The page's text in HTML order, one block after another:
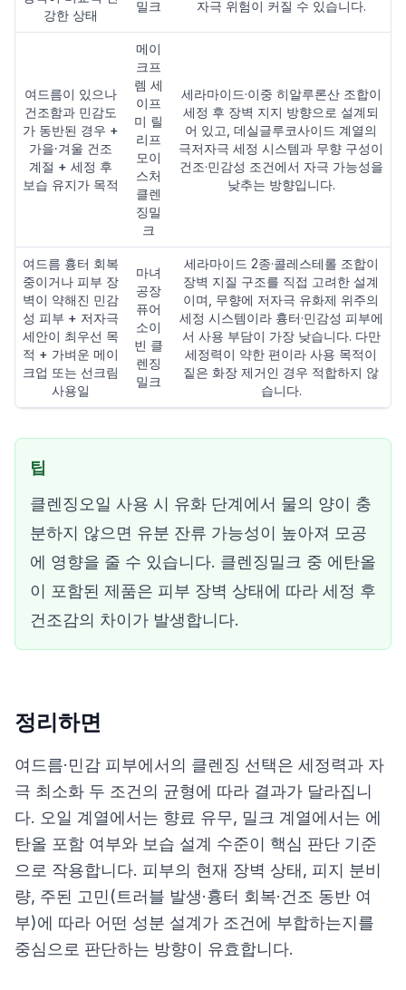
강한 상태
밀크 자극 위험이 커질 수 있습니다.
여드름이 있으나
건조함과 민감도
가 동반된 경우 +
가을·겨울 건조
계절 + 세정 후
보습 유지가 목적
메이
크프
렘 세
이프
미 릴
리프
모이
스처
클렌
징밀
크
세라마이드·이중 히알루론산 조합이
세정 후 장벽 지지 방향으로 설계되
어 있고, 데실글루코사이드 계열의
극저자극 세정 시스템과 무향 구성이
건조·민감성 조건에서 자극 가능성을
낮추는 방향입니다.
여드름 흉터 회복
중이거나 피부 장
벽이 약해진 민감
성 피부 + 저자극
세안이 최우선 목
적 + 가벼운 메이
크업 또는 선크림
사용일
마녀
공장
퓨어
소이
빈 클
렌징
밀크
세라마이드 2종·콜레스테롤 조합이
장벽 지질 구조를 직접 고려한 설계
이며, 무향에 저자극 유화제 위주의
세정 시스템이라 흉터·민감성 피부에
서 사용 부담이 가장 낮습니다. 다만
세정력이 약한 편이라 사용 목적이
짙은 화장 제거인 경우 적합하지 않
습니다.
팁
클렌징오일 사용 시 유화 단계에서 물의 양이 충
분하지 않으면 유분 잔류 가능성이 높아져 모공
에 영향을 줄 수 있습니다. 클렌징밀크 중 에탄올
이 포함된 제품은 피부 장벽 상태에 따라 세정 후
건조감의 차이가 발생합니다.
정리하면
여드름·민감 피부에서의 클렌징 선택은 세정력과 자
극 최소화 두 조건의 균형에 따라 결과가 달라집니
다. 오일 계열에서는 향료 유무, 밀크 계열에서는 에
탄올 포함 여부와 보습 설계 수준이 핵심 판단 기준
으로 작용합니다. 피부의 현재 장벽 상태, 피지 분비
량, 주된 고민(트러블 발생·흉터 회복·건조 동반 여
부)에 따라 어떤 성분 설계가 조건에 부합하는지를
중심으로 판단하는 방향이 유효합니다.